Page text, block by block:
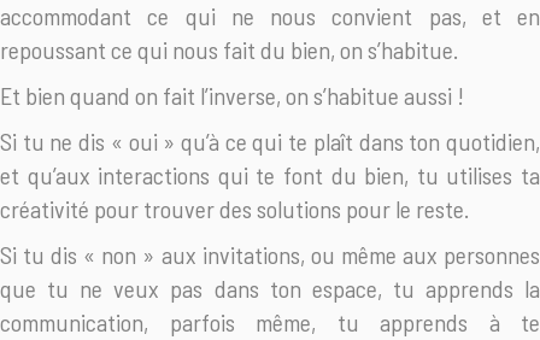
accommodant ce qui ne nous convient pas, et en
repoussant ce qui nous fait du bien, on s’habitue.
Et bien quand on fait l’inverse, on s’habitue aussi !
Si tu ne dis « oui » qu’à ce qui te plaît dans ton quotidien,
et qu’aux interactions qui te font du bien, tu utilises ta
créativité pour trouver des solutions pour le reste.
Si tu dis « non » aux invitations, ou même aux personnes
que tu ne veux pas dans ton espace, tu apprends la
communication, parfois même, tu apprends à te